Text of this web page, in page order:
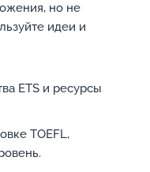
но не
идеи и
ETS и ресурсы
TOEFL,